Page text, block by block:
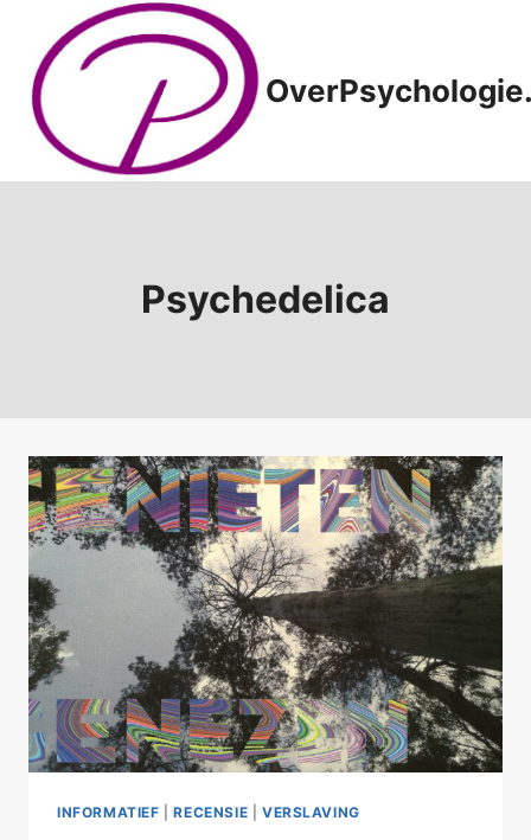
Doorgaan
inhoud
Psychedelica
INFORMATIEF |RECENSIE VERSLAVING